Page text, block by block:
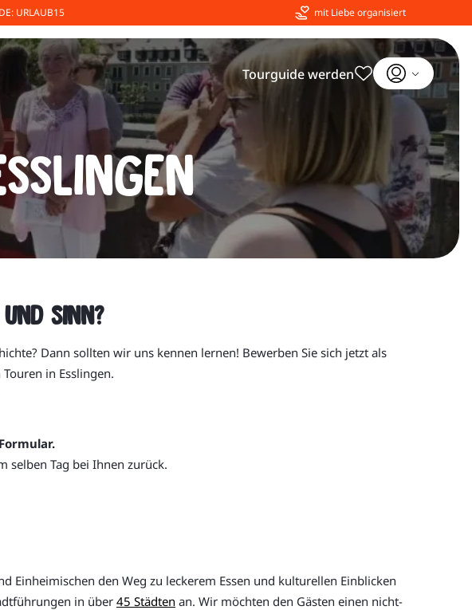
URLAUB15 mit Liebe organisiert
Tourguide werden
Sinn?
Dann sollten wir uns kennen lernen! Bewerben Sie sich jetzt als
in Esslingen.
selben Tag bei Ihnen zurück.
den Weg zu leckerem Essen und kulturellen Einblicken
in über45 Städten an. Wir möchten den Gästen einen nicht-